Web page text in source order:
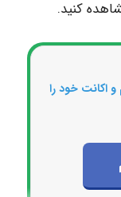
کنید.
اکانت خود را